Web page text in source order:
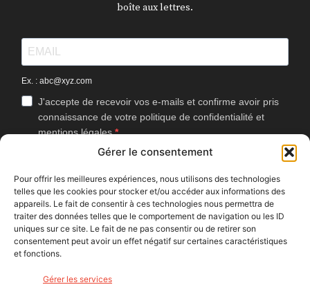
Gérer le consentement
Pour offrir les meilleures expériences, nous utilisons des technologies
telles que les cookies pour stocker et/ou accéder aux informations des
appareils. Le fait de consentir à ces technologies nous permettra de
traiter des données telles que le comportement de navigation ou les ID
uniques sur ce site. Le fait de ne pas consentir ou de retirer son
consentement peut avoir un effet négatif sur certaines caractéristiques
et fonctions.
Gérer les services
boîte aux lettres.
Ex. : abc@xyz.com
J'accepte de recevoir vos e-mails et confirme avoir pris
connaissance de votre politique de confidentialité et
mentions légales.
Vous pouvez vous désinscrire à tout moment en cliquant sur le lien
J'accepte que Bike Café mesure l'ouverture des
newsletters afin d'améliorer les contenus proposés.
S'INSCRIRE